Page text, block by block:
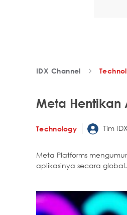
IDX Channel
Meta Hentikan
Technology Tim
Meta Platforms
aplikasinya secara global.